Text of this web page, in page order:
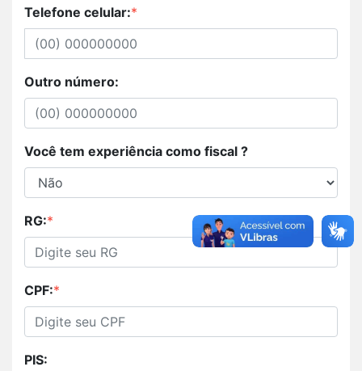
Telefone celular:*
Outro número:
Você tem experiência como fiscal ?
RG:*
CPF:*
PIS: